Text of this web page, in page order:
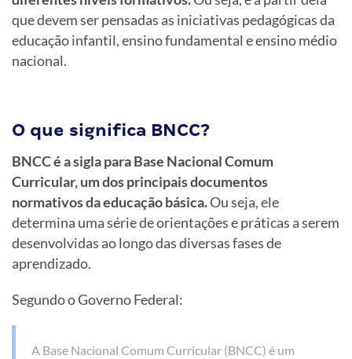
que devem ser pensadas as iniciativas pedagógicas da
educação infantil, ensino fundamental e ensino médio
nacional.
O que significa BNCC?
BNCC é a sigla para Base Nacional Comum
Curricular, um dos principais documentos
normativos da educação básica.Ou seja, ele
determina uma série de orientações e práticas a serem
desenvolvidas ao longo das diversas fases de
aprendizado.
Segundo o Governo Federal:
A Base Nacional Comum Curricular (BNCC) é um